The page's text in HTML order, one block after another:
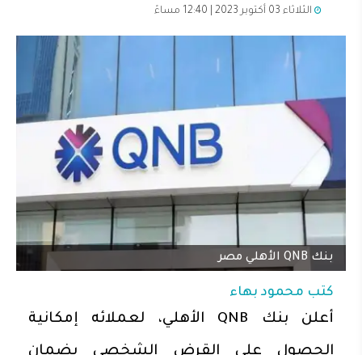
الثلاثاء 03 أكتوبر 2023 | 12:40 مساءً
بنك QNB الأهلي مصر
كتب محمود بهاء
أعلن بنك QNB الأهلي، لعملائه إمكانية